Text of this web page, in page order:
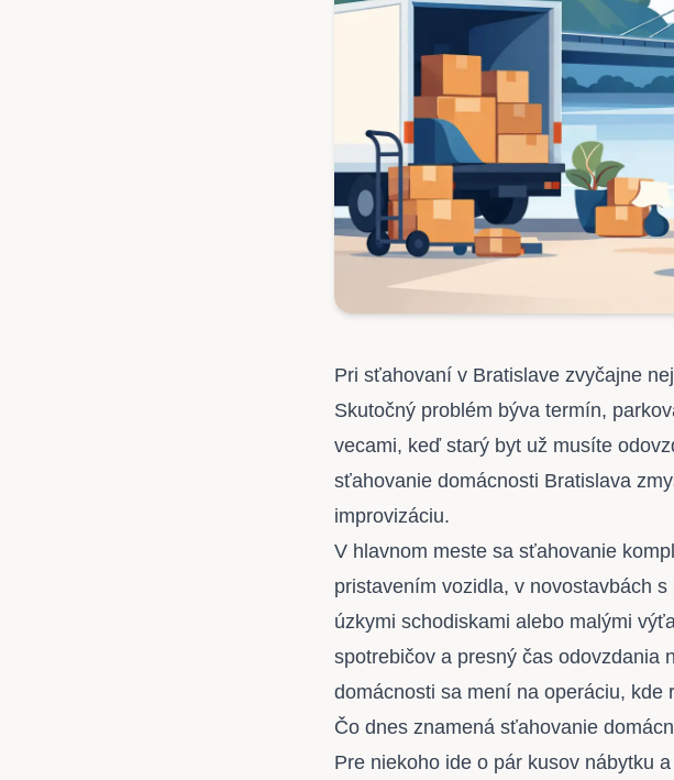
Pri sťahovaní v Bratislave zvyčajne
Skutočný problém býva termín,
vecami, keď starý byt už musíte
sťahovanie domácnosti Bratislava
improvizáciu.
V hlavnom meste sa sťahovanie
pristavením vozidla, v novostavbách
úzkymi schodiskami alebo malými
spotrebičov a presný čas odovzdania
domácnosti sa mení na operáciu, kde
Čo dnes znamená sťahovanie
Pre niekoho ide o pár kusov nábytku